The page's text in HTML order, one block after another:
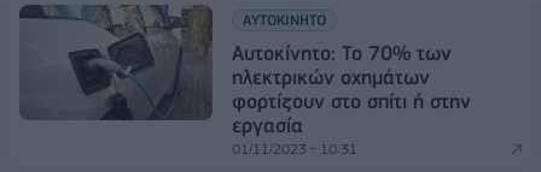
ΑΥΤΟΚΙΝΗΤΟ
Αυτοκίνητο: Το 70% των
ηλεκτρικών οχημάτων
φορτίζουν στο σπίτι ή στην
εργασία
01/11/2023 - 10:31